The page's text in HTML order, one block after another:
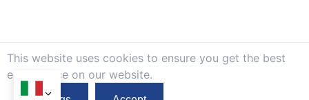
This website uses cookies to ensure you get the best
exprerience on our website.